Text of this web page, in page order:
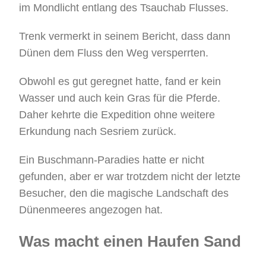
im Mondlicht entlang des Tsauchab Flusses.
Trenk vermerkt in seinem Bericht, dass dann
Dünen dem Fluss den Weg versperrten.
Obwohl es gut geregnet hatte, fand er kein
Wasser und auch kein Gras für die Pferde.
Daher kehrte die Expedition ohne weitere
Erkundung nach Sesriem zurück.
Ein Buschmann-Paradies hatte er nicht
gefunden, aber er war trotzdem nicht der letzte
Besucher, den die magische Landschaft des
Dünenmeeres angezogen hat.
Was macht einen Haufen Sand